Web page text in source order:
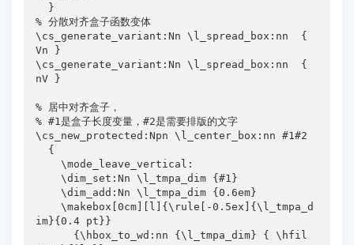
% 分散对齐盒子函数变体
\cs_generate_variant:Nn \l_spread_box:nn  {
Vn }
\cs_generate_variant:Nn \l_spread_box:nn  {
nV }
% 居中对齐盒子，
% #1是盒子长度变量，#2是需要排版的文字
\cs_new_protected:Npn \l_center_box:nn #1#2
    \mode_leave_vertical:
    \dim_set:Nn \l_tmpa_dim {#1}
    \dim_add:Nn \l_tmpa_dim {0.6em}
    \makebox[0cm][l]{\rule[-0.5ex]{\l_tmpa_d
im}{0.4 pt}}